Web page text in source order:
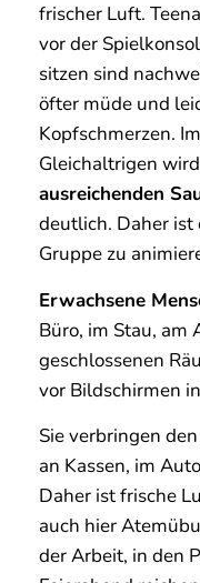
frischer Luft.
vor der
sitzen sind
öfter müde und
Kopfschmerzen.
Gleichaltrigen
ausreichenden
deutlich. Daher ist
Gruppe zu
Erwachsene
Büro, im Stau, am
geschlossenen
vor Bildschirmen
Sie verbringen
an Kassen, im
Daher ist frische
auch hier
der Arbeit, in den